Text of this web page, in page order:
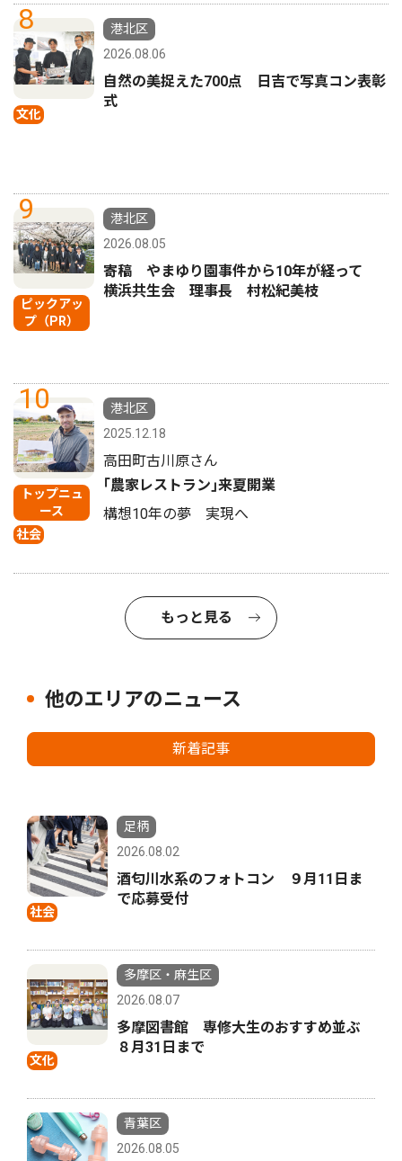
8
文化
港北区
2026.08.06
自然の美捉えた700点 日吉で写真コン表彰
式
9
ピックアッ
プ（PR）
港北区
2026.08.05
寄稿 やまゆり園事件から10年が経って
横浜共生会 理事長 村松紀美枝
10
トップニュ
ース
社会
港北区
2025.12.18
高田町古川原さん
｢農家レストラン｣来夏開業
構想10年の夢 実現へ
もっと見る
他のエリアのニュース
新着記事
社会
足柄
2026.08.02
酒匂川水系のフォトコン ９月11日ま
で応募受付
文化
多摩区・麻生区
2026.08.07
多摩図書館 専修大生のおすすめ並ぶ
８月31日まで
青葉区
2026.08.05